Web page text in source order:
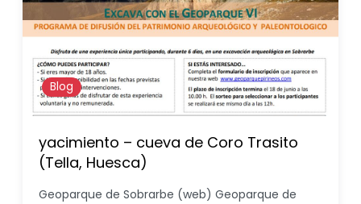
Blog
yacimiento – cueva de Coro Trasito
(Tella, Huesca)
Geoparque de Sobrarbe (web) Geoparque de